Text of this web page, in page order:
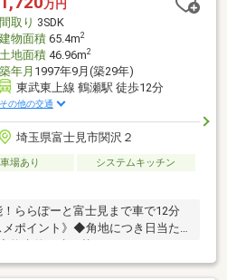
お問い合わせください。
万円
間取り 3SDK
建物面積65.4m2
土地面積46.96m2
築年月 1997年9月(築29年)
東武東上線 鶴瀬駅 徒歩12分
その他の交通
埼玉県富士見市関沢２
場あり
システムキッチン
ららぽーと富士見まで車で12分
ポイント》◆角地につき日当た
来的に建て替えやリノベーショ
保育園徒歩約7分、小学校徒歩約